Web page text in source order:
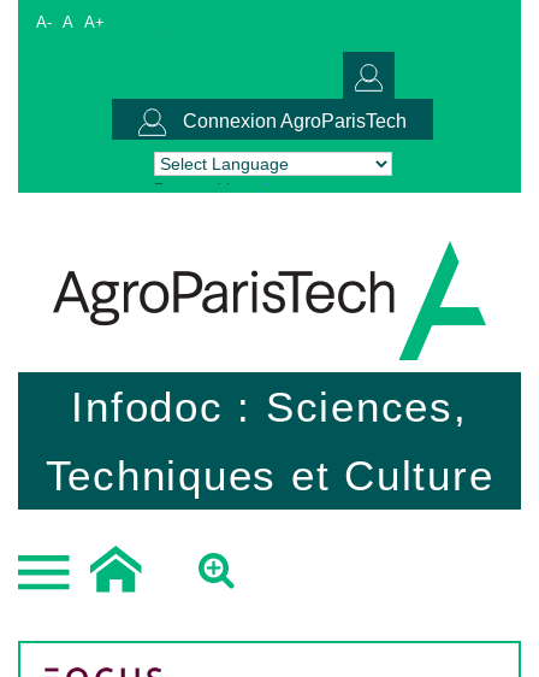
A- A A+
Connexion AgroParisTech
Powered by Translate
Infodoc : Sciences,
Techniques et Culture